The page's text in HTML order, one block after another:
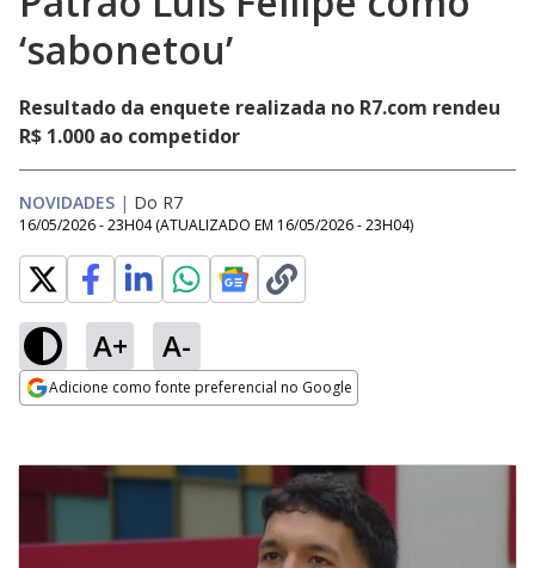
‘sabonetou’
Resultado da enquete realizada no R7.com rendeu
R$ 1.000 ao competidor
NOVIDADES | Do R7
16/05/2026 - 23H04 (ATUALIZADO EM 16/05/2026 - 23H04)
A+ A-
Adicione como fonte preferencial no Google